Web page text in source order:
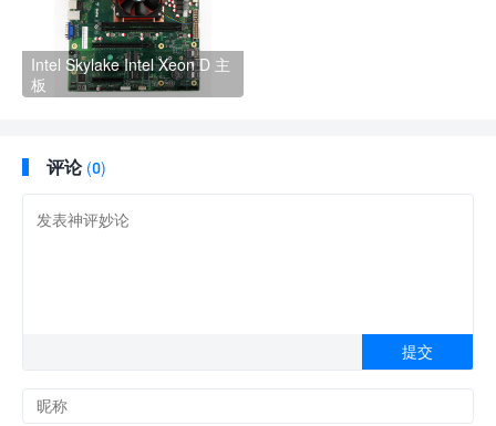
Intel Skylake Intel Xeon D 主
板
评论 (0)